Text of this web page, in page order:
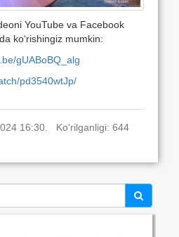
YouTube va Facebook
ko‘rishingiz mumkin:
gUABoBQ_alg
pd3540wtJp/
16:30. Ko‘rilganligi: 644